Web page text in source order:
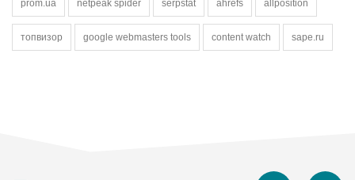
prom.ua netpeak spider serpstat ahrefs allposition
топвизор google webmasters tools content watch sape.ru